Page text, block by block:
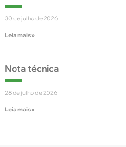
30 de julho de 2026
Leia mais »
Nota técnica
28 de julho de 2026
Leia mais »